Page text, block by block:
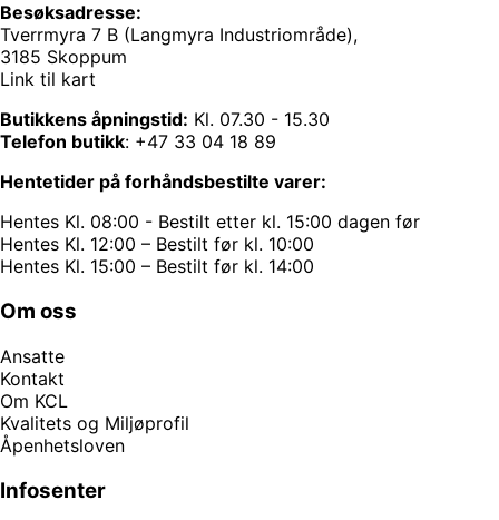
Besøksadresse:
Tverrmyra 7 B (Langmyra Industriområde),
3185 Skoppum
Link til kart
Butikkens åpningstid: Kl. 07.30 - 15.30
Telefon butikk: +47 33 04 18 89
Hentetider på forhåndsbestilte varer:
Hentes Kl. 08:00 - Bestilt etter kl. 15:00 dagen før
Hentes Kl. 12:00 – Bestilt før kl. 10:00
Hentes Kl. 15:00 – Bestilt før kl. 14:00
Om oss
Ansatte
Kontakt
Om KCL
Kvalitets og Miljøprofil
Åpenhetsloven
Infosenter